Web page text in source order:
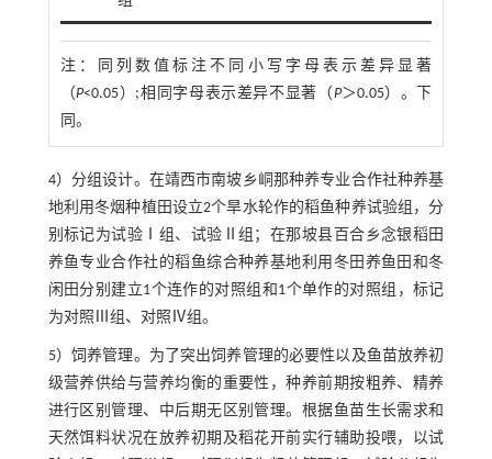
注：
同列数值标注不同小写字母表示差异显著
（P<0.05）;相同字母表示差异不显著（P＞0.05）。下
同。
4）分组设计。在靖西市南坡乡峒那种养专业合作社种养基
地利用冬烟种植田设立2个旱水轮作的稻鱼种养试验组，分
别标记为试验Ⅰ组、试验Ⅱ组；在那坡县百合乡念银稻田
养鱼专业合作社的稻鱼综合种养基地利用冬田养鱼田和冬
闲田分别建立1个连作的对照组和1个单作的对照组，标记
为对照Ⅲ组、对照Ⅳ组。
5）饲养管理。为了突出饲养管理的必要性以及鱼苗放养初
级营养供给与营养均衡的重要性，种养前期按粗养、精养
进行区别管理、中后期无区别管理。根据鱼苗生长需求和
天然饵料状况在放养初期及稻花开前实行辅助投喂，以试